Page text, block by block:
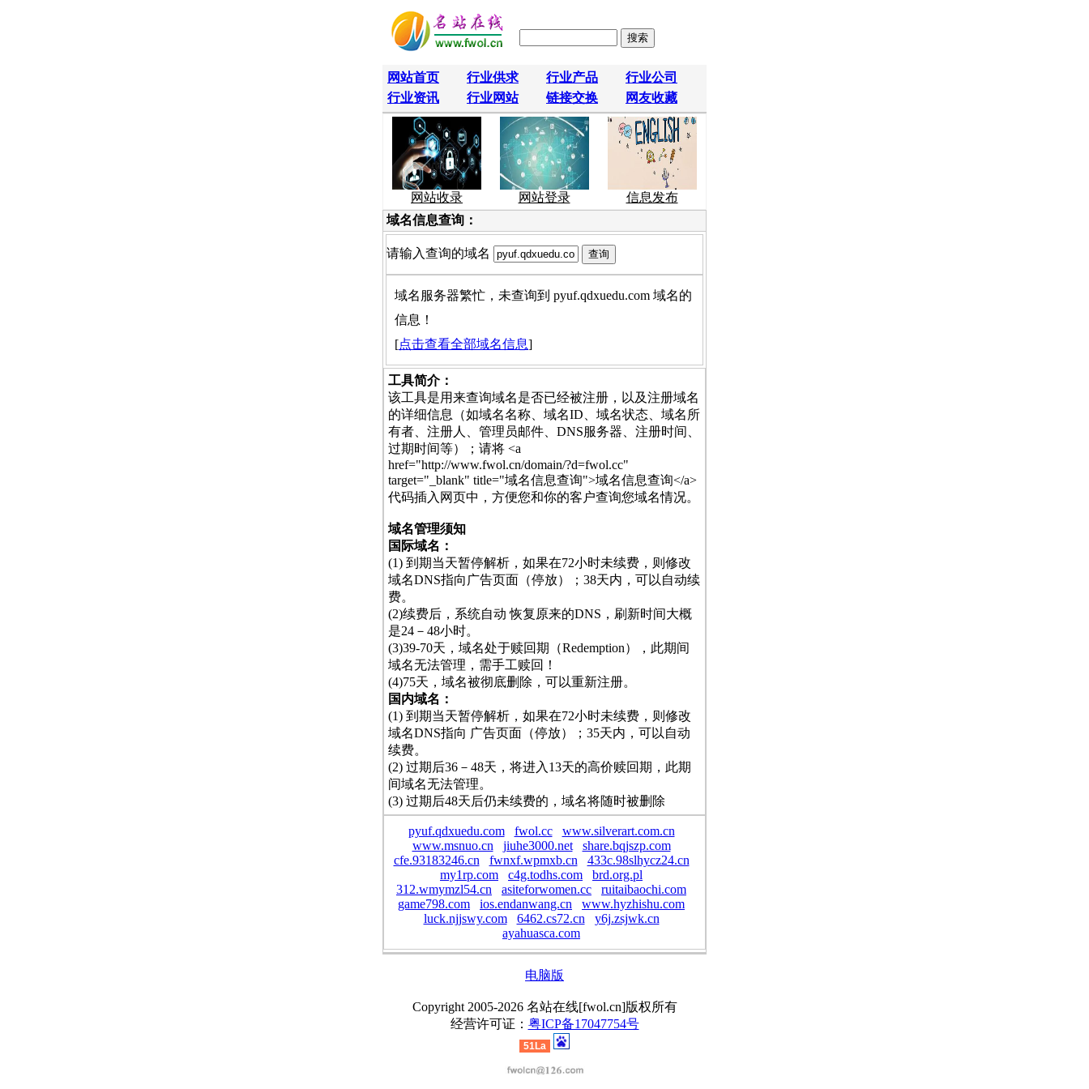
网站首页 行业供求 行业产品
行业公司
行业资讯
行业网站 链接交换 网友收藏
网站收录 网站登录
信息发布
域名信息查询：
请输入查询的域名
域名服务器繁忙，未查询到 pyuf.qdxuedu.com 域名的
信息！
[点击查看全部域名信息]
工具简介：
该工具是用来查询域名是否已经被注册，以及注册域名
的详细信息（如域名名称、域名ID、域名状态、域名所
有者、注册人、管理员邮件、DNS服务器、注册时间、
过期时间等）；请将 <a
href="http://www.fwol.cn/domain/?d=fwol.cc"
target="_blank" title="域名信息查询">域名信息查询</a>
代码插入网页中，方便您和你的客户查询您域名情况。
域名管理须知
国际域名：
(1) 到期当天暂停解析，如果在72小时未续费，则修改
域名DNS指向广告页面（停放）；38天内，可以自动续
费。
(2)续费后，系统自动 恢复原来的DNS，刷新时间大概
是24－48小时。
(3)39-70天，域名处于赎回期（Redemption），此期间
域名无法管理，需手工赎回！
(4)75天，域名被彻底删除，可以重新注册。
国内域名：
(1) 到期当天暂停解析，如果在72小时未续费，则修改
域名DNS指向 广告页面（停放）；35天内，可以自动
续费。
(2) 过期后36－48天，将进入13天的高价赎回期，此期
间域名无法管理。
(3) 过期后48天后仍未续费的，域名将随时被删除
pyuf.qdxuedu.com fwol.cc
www.silverart.com.cn
www.msnuo.cn
jiuhe3000.net
share.bqjszp.com
cfe.93183246.cn
fwnxf.wpmxb.cn
433c.98slhycz24.cn
my1rp.com
c4g.todhs.com
brd.org.pl
312.wmymzl54.cn
asiteforwomen.cc
ruitaibaochi.com
game798.com
ios.endanwang.cn
www.hyzhishu.com
luck.njjswy.com
6462.cs72.cn
y6j.zsjwk.cn
ayahuasca.com
电脑版
Copyright 2005-2026 名站在线[fwol.cn]版权所有
经营许可证： 粤ICP备17047754号
51La